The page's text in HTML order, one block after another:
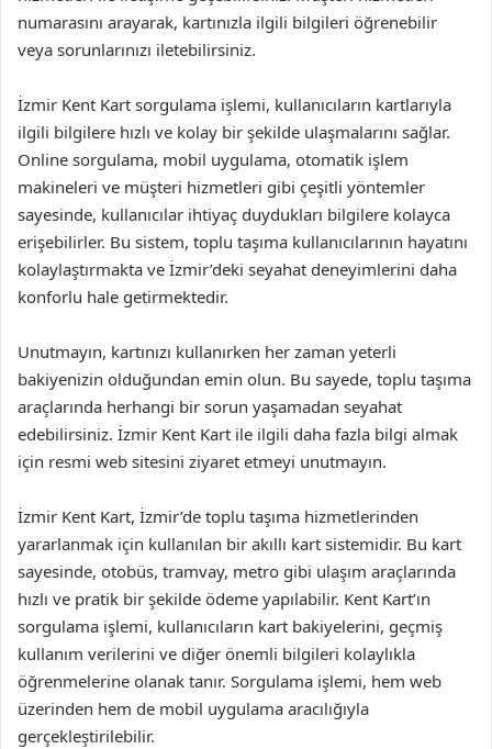
numarasını arayarak, kartınızla ilgili bilgileri öğrenebilir
veya sorunlarınızı iletebilirsiniz.
İzmir Kent Kart sorgulama işlemi, kullanıcıların kartlarıyla
ilgili bilgilere hızlı ve kolay bir şekilde ulaşmalarını sağlar.
Online sorgulama, mobil uygulama, otomatik işlem
makineleri ve müşteri hizmetleri gibi çeşitli yöntemler
sayesinde, kullanıcılar ihtiyaç duydukları bilgilere kolayca
erişebilirler. Bu sistem, toplu taşıma kullanıcılarının hayatını
kolaylaştırmakta ve İzmir’deki seyahat deneyimlerini daha
konforlu hale getirmektedir.
Unutmayın, kartınızı kullanırken her zaman yeterli
bakiyenizin olduğundan emin olun. Bu sayede, toplu taşıma
araçlarında herhangi bir sorun yaşamadan seyahat
edebilirsiniz. İzmir Kent Kart ile ilgili daha fazla bilgi almak
için resmi web sitesini ziyaret etmeyi unutmayın.
İzmir Kent Kart, İzmir’de toplu taşıma hizmetlerinden
yararlanmak için kullanılan bir akıllı kart sistemidir. Bu kart
sayesinde, otobüs, tramvay, metro gibi ulaşım araçlarında
hızlı ve pratik bir şekilde ödeme yapılabilir. Kent Kart’ın
sorgulama işlemi, kullanıcıların kart bakiyelerini, geçmiş
kullanım verilerini ve diğer önemli bilgileri kolaylıkla
öğrenmelerine olanak tanır. Sorgulama işlemi, hem web
üzerinden hem de mobil uygulama aracılığıyla
gerçekleştirilebilir.